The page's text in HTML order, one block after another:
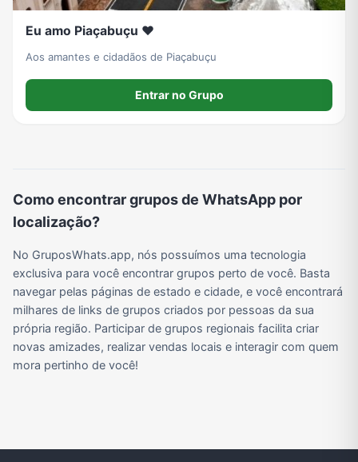
Viagem e Turismo Investimentos e Finanças Negócios & Empreendedorismo
Grupo WhatsApp Corinthians Grupo WhatsApp BTS
Grupos de WhatsApp do Flamengo Links Grupos de Big Brother Brasil do WhatsApp
Grupos de WhatsApp Visualização de Status Grupos para Ganhar Seguidores no Instagram Grupos de Whatsapp de Kwai Grupos de WhatsApp de Tiktok
Eu amo Piaçabuçu ❤️
Aos amantes e cidadãos de Piaçabuçu
Entrar no Grupo
Como encontrar grupos de WhatsApp por
localização?
No GruposWhats.app, nós possuímos uma tecnologia
exclusiva para você encontrar grupos perto de você. Basta
navegar pelas páginas de estado e cidade, e você encontrará
milhares de links de grupos criados por pessoas da sua
própria região. Participar de grupos regionais facilita criar
novas amizades, realizar vendas locais e interagir com quem
mora pertinho de você!